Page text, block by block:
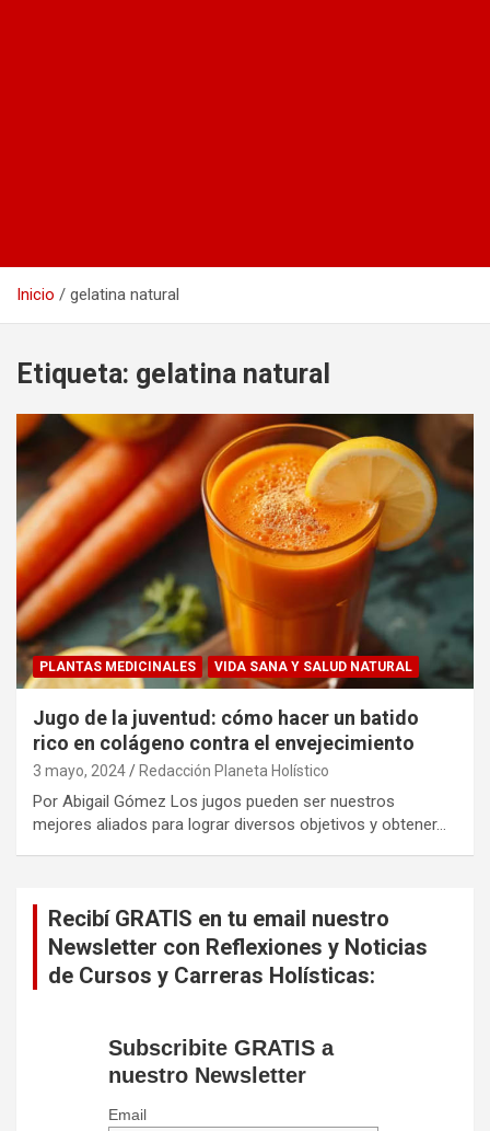
Inicio gelatina natural
Etiqueta: gelatina natural
PLANTAS MEDICINALES VIDA SANA Y SALUD NATURAL
Jugo de la juventud: cómo hacer un batido
rico en colágeno contra el envejecimiento
3 mayo, 2024 Redacción Planeta Holístico
Por Abigail Gómez Los jugos pueden ser nuestros
mejores aliados para lograr diversos objetivos y obtener…
Recibí GRATIS en tu email nuestro
Newsletter con Reflexiones y Noticias
de Cursos y Carreras Holísticas:
Subscribite GRATIS a
nuestro Newsletter
Email